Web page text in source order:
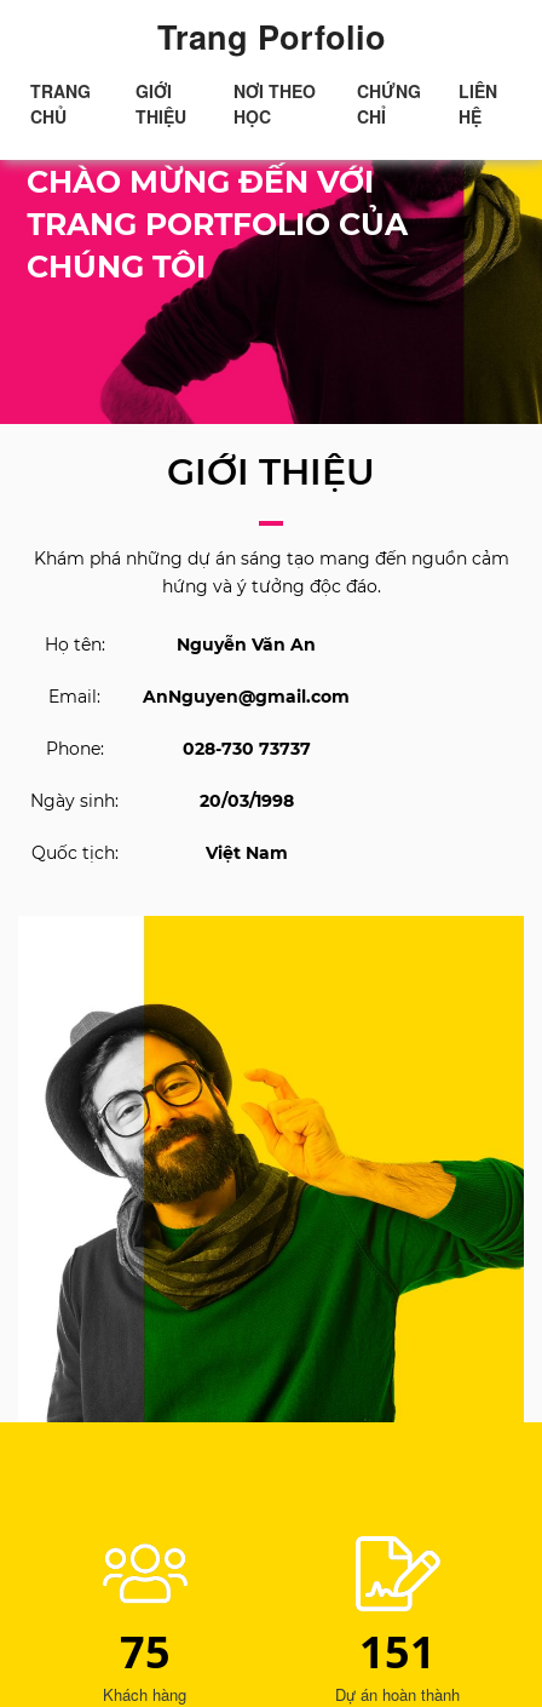
Trang Porfolio
TRANG
CHỦ
GIỚI
THIỆU
NƠI THEO
HỌC
CHỨNG
CHỈ
LIÊN
HỆ
Xin chào!
CHÀO MỪNG ĐẾN VỚI
TRANG PORTFOLIO CỦA
CHÚNG TÔI
GIỚI THIỆU
Khám phá những dự án sáng tạo mang đến nguồn cảm
hứng và ý tưởng độc đáo.
Họ tên: Nguyễn Văn An
Email: AnNguyen@gmail.com
Phone: 028-730 73737
Ngày sinh: 20/03/1998
Quốc tịch: Việt Nam
75
Khách hàng
151
Dự án hoàn thành